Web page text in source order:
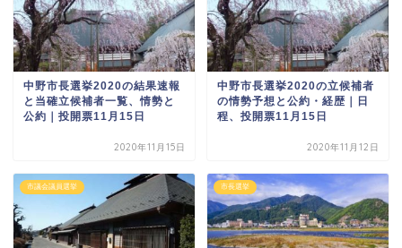
中野市長選挙2020の結果速報
と当確立候補者一覧、情勢と
公約｜投開票11月15日
2020年11月15日
中野市長選挙2020の立候補者
の情勢予想と公約・経歴｜日
程、投開票11月15日
2020年11月12日
市議会議員選挙 市長選挙